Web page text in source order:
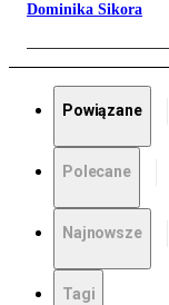
Dominika Sikora
Powiązane
Polecane
Najnowsze
Tagi